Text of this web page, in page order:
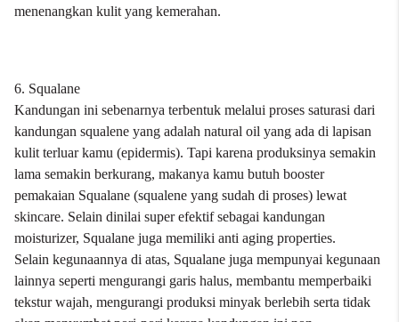
menenangkan kulit yang kemerahan.
6. Squalane
Kandungan ini sebenarnya terbentuk melalui proses saturasi dari
kandungan squalene yang adalah natural oil yang ada di lapisan
kulit terluar kamu (epidermis). Tapi karena produksinya semakin
lama semakin berkurang, makanya kamu butuh booster
pemakaian Squalane (squalene yang sudah di proses) lewat
skincare. Selain dinilai super efektif sebagai kandungan
moisturizer, Squalane juga memiliki anti aging properties.
Selain kegunaannya di atas, Squalane juga mempunyai kegunaan
lainnya seperti mengurangi garis halus, membantu memperbaiki
tekstur wajah, mengurangi produksi minyak berlebih serta tidak